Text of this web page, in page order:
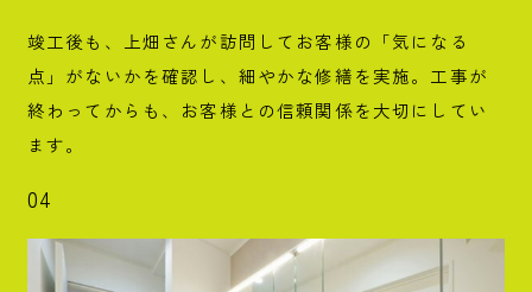
竣工後も、上畑さんが訪問してお客様の「気になる
点」がないかを確認し、細やかな修繕を実施。工事が
終わってからも、お客様との信頼関係を大切にしてい
ます。
04